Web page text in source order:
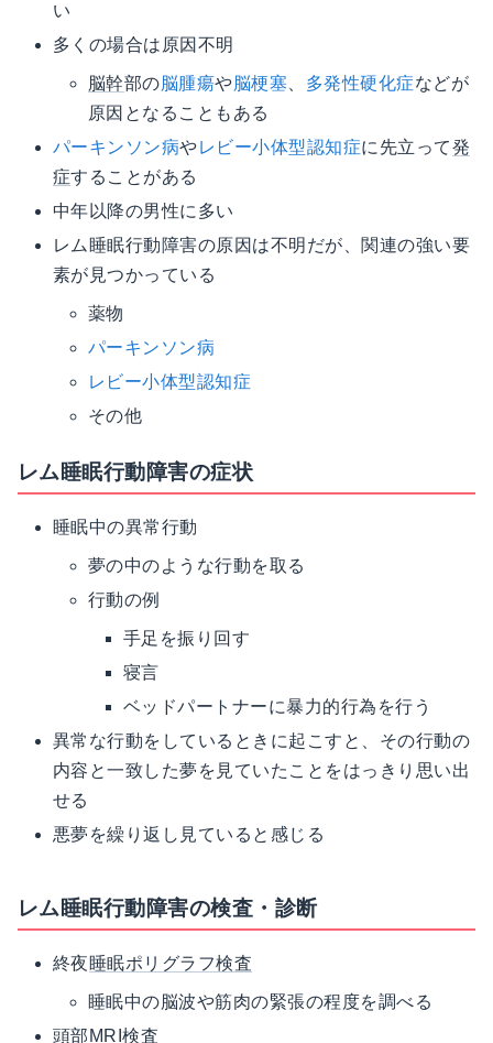
い
多くの場合は原因不明
脳幹部の 脳腫瘍や 脳梗塞 多発性硬化症などが
原因となることもある
パーキンソン病やレビー小体型認知症に先立って発
症することがある
中年以降の男性に多い
レム睡眠行動障害の原因は不明だが、関連の強い要
素が見つかっている
薬物
パーキンソン病
レビー小体型認知症
その他
レム睡眠行動障害の症状
睡眠中の異常行動
夢の中のような行動を取る
行動の例
手足を振り回す
寝言
ベッドパートナーに暴力的行為を行う
異常な行動をしているときに起こすと、その行動の
内容と一致した夢を見ていたことをはっきり思い出
せる
悪夢を繰り返し見ていると感じる
レム睡眠行動障害の検査・診断
終夜 睡眠ポリグラフ検査
睡眠中の脳波や筋肉の緊張の程度を調べる
頭部MRI検査